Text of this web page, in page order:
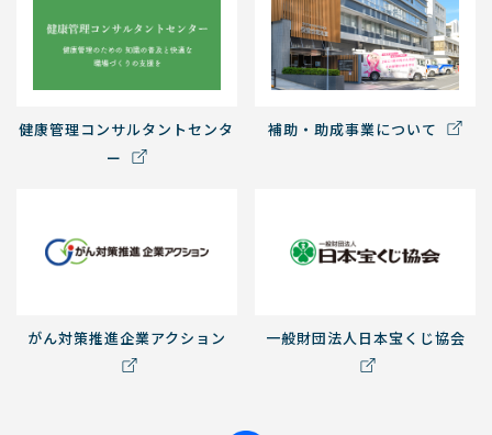
健康管理コンサルタントセンタ
ー
補助・助成事業について
がん対策推進企業アクション 一般財団法人日本宝くじ協会